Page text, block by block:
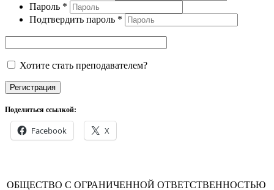
Пароль *
Подтвердить пароль *
Хотите стать преподавателем?
Регистрация
Поделиться ссылкой:
Facebook X
ОБЩЕСТВО С ОГРАНИЧЕННОЙ ОТВЕТСТВЕННОСТЬЮ